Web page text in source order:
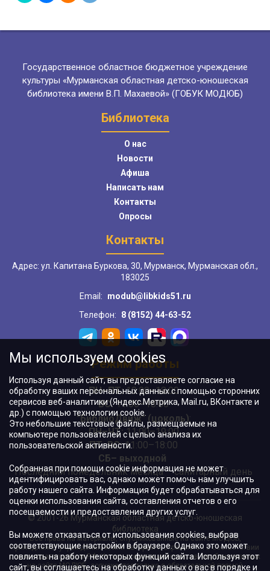
Государственное областное бюджетное учреждение
культуры «Мурманская областная детско-юношеская
библиотека имени В.П. Махаевой» (ГОБУК МОДЮБ)
Библиотека
О нас
Новости
Афиша
Написать нам
Контакты
Опросы
Контакты
Адрес: ул. Капитана Буркова, 30, Мурманск, Мурманская обл.,
183025
Email:
modub@libkids51.ru
Телефон:
8 (8152) 44-63-52
Режим работы
ПН–ПТ:10:00–18:00
ВС:11:00–18:00
"БиблиоДвиж" (цоколь):
ПН–ЧТ:11:00–19:00
ПТ, ВС:11:00–18:00
СБ– выходной
Последний понедельник месяца – санитарный день
© 2001-26 Мурманская областная детско-юношеская
библиотека
Все права на материалы, опубликованные на сайте МОДЮБ,
принадлежат учреждению и/или авторам и охраняются в соответствии
с законодательством РФ. Использование материалов, опубликованных
на сайте МОДЮБ, допускается только с обязательной прямой
Мы используем cookies
Используя данный сайт, вы предоставляете согласие на
обработку ваших персональных данных с помощью сторонних
сервисов веб-аналитики (Яндекс.Метрика, Mail.ru, ВКонтакте и
др.) с помощью технологии cookie.
Это небольшие текстовые файлы, размещаемые на
компьютере пользователей с целью анализа их
пользовательской активности.
Собранная при помощи cookie информация не может
идентифицировать вас, однако может помочь нам улучшить
работу нашего сайта. Информация будет обрабатываться для
оценки использования сайта, составления отчетов о его
посещаемости и предоставления других услуг.
Вы можете отказаться от использования cookies, выбрав
соответствующие настройки в браузере. Однако это может
повлиять на работу некоторых функций сайта. Используя этот
сайт, вы соглашаетесь на обработку данных о вас в порядке и